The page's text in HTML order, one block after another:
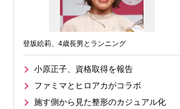
登坂絵莉、4歳長男とランニング
小原正子、資格取得を報告
ファミマとヒロアカがコラボ
施す側から見た整形のカジュアル化